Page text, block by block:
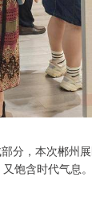
分，本次郴州
饱含时代气息